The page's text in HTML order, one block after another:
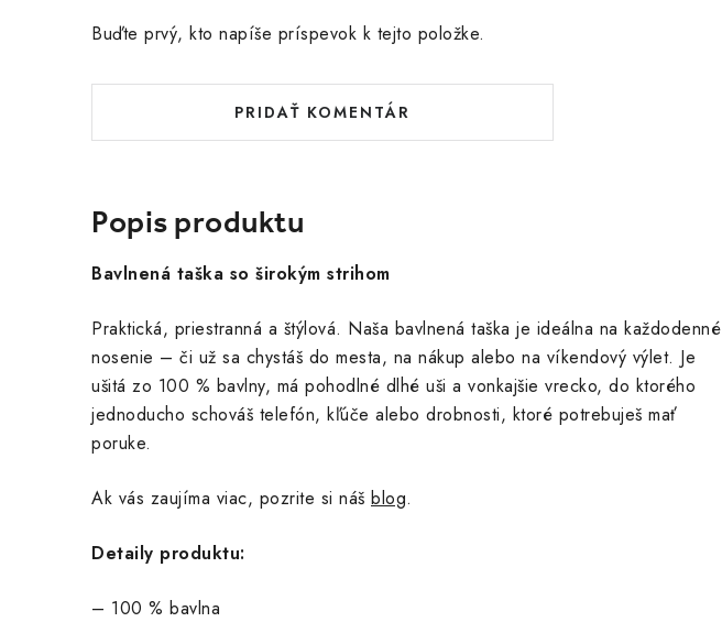
Popis produktu
Bavlnená taška so širokým strihom
Praktická, priestranná a štýlová. Naša bavlnená taška je ideálna na každodenné
nosenie – či už sa chystáš do mesta, na nákup alebo na víkendový výlet. Je
ušitá zo 100 % bavlny, má pohodlné dlhé uši a vonkajšie vrecko, do ktorého
jednoducho schováš telefón, kľúče alebo drobnosti, ktoré potrebuješ mať
poruke.
Ak vás zaujíma viac, pozrite si náš blog.
Detaily produktu:
– 100 % bavlna
Buďte prvý, kto napíše príspevok k tejto položke.
PRIDAŤ KOMENTÁR